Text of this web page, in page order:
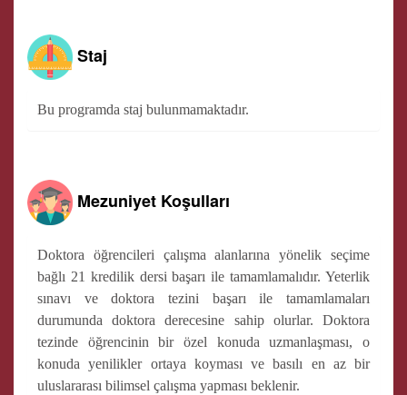
Staj
Bu programda staj bulunmamaktadır.
Mezuniyet Koşulları
Doktora öğrencileri çalışma alanlarına yönelik seçime
bağlı 21 kredilik dersi başarı ile tamamlamalıdır. Yeterlik
sınavı ve doktora tezini başarı ile tamamlamaları
durumunda doktora derecesine sahip olurlar. Doktora
tezinde öğrencinin bir özel konuda uzmanlaşması, o
konuda yenilikler ortaya koyması ve basılı en az bir
uluslararası bilimsel çalışma yapması beklenir.